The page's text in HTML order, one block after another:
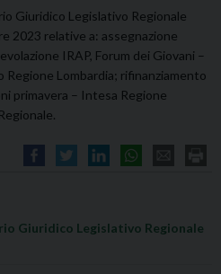
Giuridico Legislativo Regionale
2023 relative a: assegnazione
IRAP, Forum dei Giovani –
Lombardia; rifinanziamento
primavera – Intesa Regione
Giuridico Legislativo Regionale